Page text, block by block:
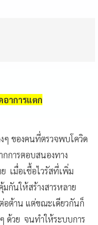
อาการแตก
งๆ ของคนที่ตรวจพบโควิด
กการตอบสนองทาง
เมื่อเชื้อไวรัสที่เพิ่ม
กันให้สร้างสารหลาย
อต้าน แต่ขณะเดียวกันก็
ด้วย จนทำให้ระบบการ